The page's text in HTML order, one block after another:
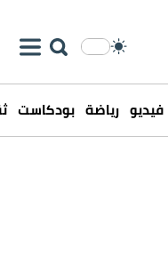
فيديو رياضة بودكاست